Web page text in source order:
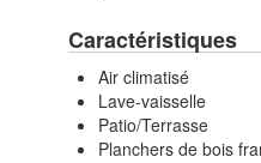
Caractéristiques
Air climatisé
Lave-vaisselle
Patio/Terrasse
Planchers de bois